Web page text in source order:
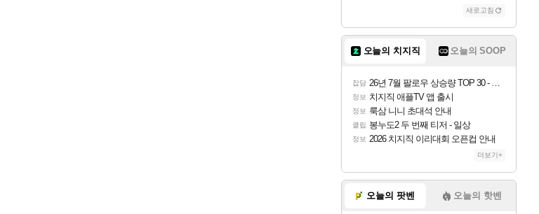
새로고침
오늘의 치지직 오늘의 SOOP
잡담 26년 7월 팔로우 상승량 TOP 30 - 월간 치지직
정보 치지직 애플TV 앱 출시
정보 룩삼 니니 초대석 안내
클립 봉누도2 두 번째 티저 - 일상
정보 2026 치지직 이리대회 오픈컵 안내
더보기+
오늘의 팟벤 오늘의 핫벤